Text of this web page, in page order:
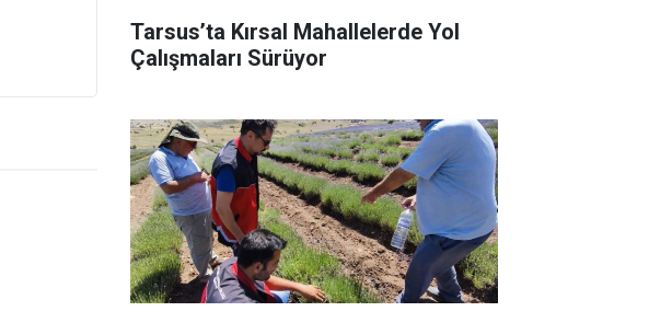
Tarsus’ta Kırsal Mahallelerde Yol
Çalışmaları Sürüyor